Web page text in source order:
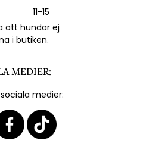
11-15
att hundar ej
i butiken.
MEDIER:
medier: